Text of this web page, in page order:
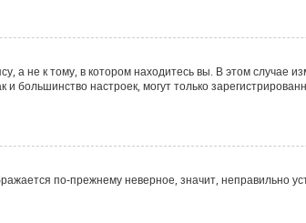
а не к тому, в котором находитесь вы. В этом случае
и большинство настроек, могут только
по-прежнему неверное, значит, неправильно